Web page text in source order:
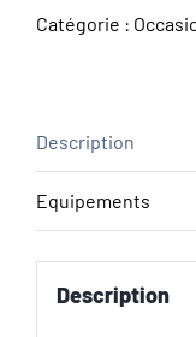
Catégorie :
Description
Equipements
Description